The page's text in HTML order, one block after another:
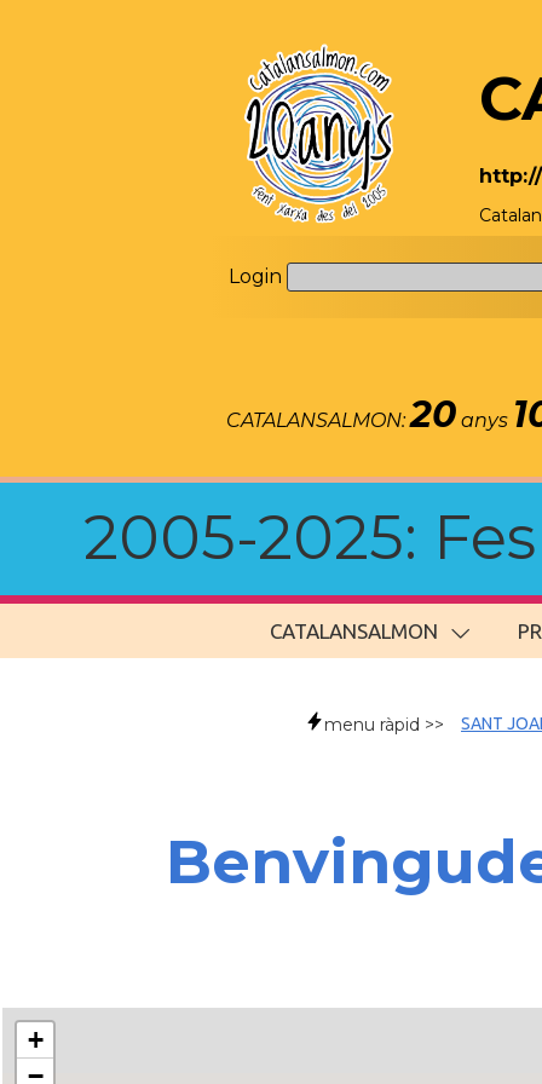
Login
CATALANSALMON:20anys
2005-2025:
CATALANSALMON
menu ràpid >> SANT
+
−